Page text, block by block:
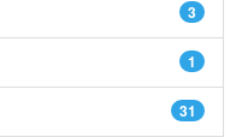
3
1
31